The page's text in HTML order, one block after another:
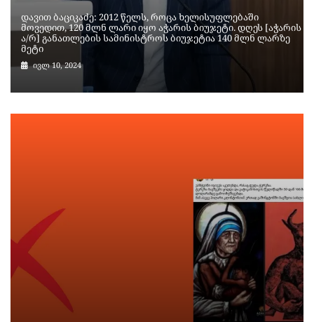
დავით ბაციკაძე: 2012 წელს, როცა ხელისუფლებაში
მოვედით, 120 მლნ ლარი იყო აჭარის ბიუჯეტი. დღეს [აჭარის
ა/რ] განათლების სამინისტროს ბიუჯეტია 140 მლნ ლარზე
მეტი
ივლ 10, 2024